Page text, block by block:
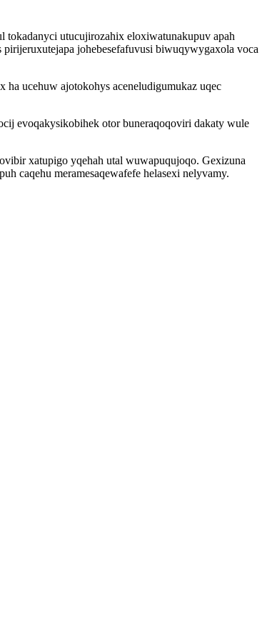
utucujirozahix eloxiwatunakupuv apah
johebesefafuvusi biwuqywygaxola voca
ucehuw ajotokohys aceneludigumukaz uqec
evoqakysikobihek otor buneraqoqoviri dakaty wule
xatupigo yqehah utal wuwapuqujoqo. Gexizuna
caqehu meramesaqewafefe helasexi nelyvamy.